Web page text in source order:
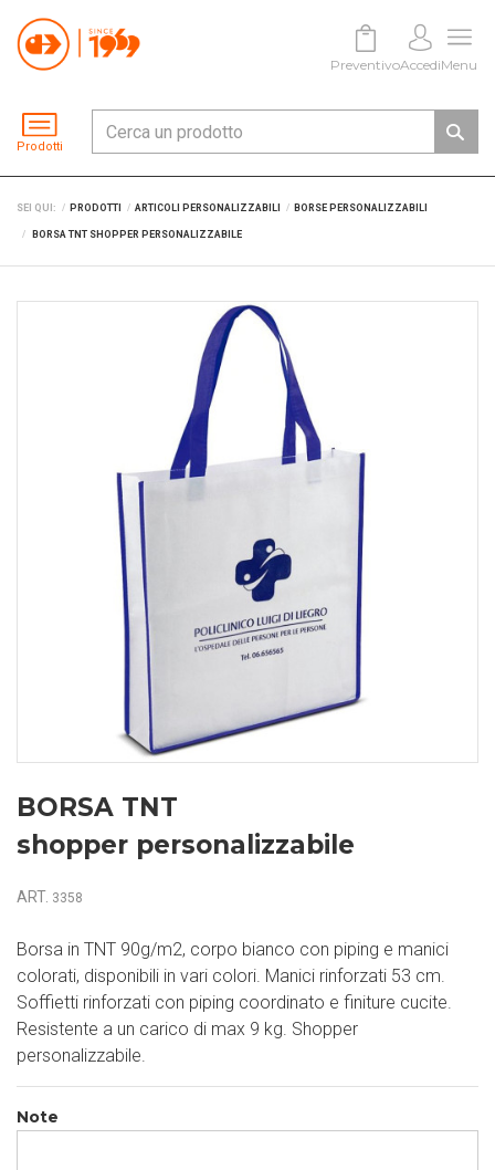
Prodotti
PreventivoAccediMenu
SEI QUI: PRODOTTI ARTICOLI PERSONALIZZABILI BORSE PERSONALIZZABILI
BORSA TNT SHOPPER PERSONALIZZABILE
BORSA TNT
shopper personalizzabile
ART. 3358
Borsa in TNT 90g/m2, corpo bianco con piping e manici
colorati, disponibili in vari colori. Manici rinforzati 53 cm.
Soffietti rinforzati con piping coordinato e finiture cucite.
Resistente a un carico di max 9 kg. Shopper
personalizzabile.
Note